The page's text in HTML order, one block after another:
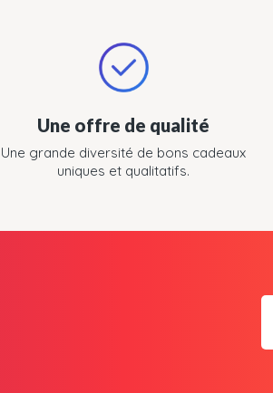
Une offre de qualité
Une grande diversité de bons cadeaux
uniques et qualitatifs.